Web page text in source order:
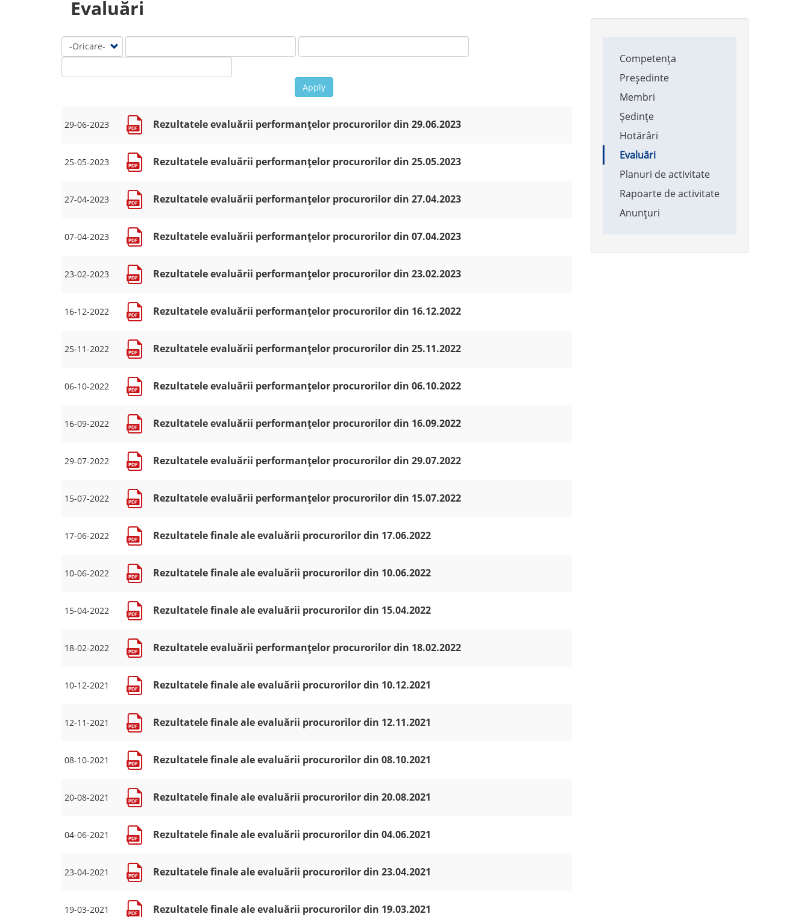
Evaluări
Apply
29-06-2023 Rezultatele evaluării performanțelor procurorilor din 29.06.2023
25-05-2023 Rezultatele evaluării performanțelor procurorilor din 25.05.2023
27-04-2023 Rezultatele evaluării performanțelor procurorilor din 27.04.2023
07-04-2023 Rezultatele evaluării performanțelor procurorilor din 07.04.2023
23-02-2023 Rezultatele evaluării performanțelor procurorilor din 23.02.2023
16-12-2022 Rezultatele evaluării performanțelor procurorilor din 16.12.2022
25-11-2022 Rezultatele evaluării performanțelor procurorilor din 25.11.2022
06-10-2022 Rezultatele evaluării performanțelor procurorilor din 06.10.2022
16-09-2022 Rezultatele evaluării performanțelor procurorilor din 16.09.2022
29-07-2022 Rezultatele evaluării performanțelor procurorilor din 29.07.2022
15-07-2022 Rezultatele evaluării performanțelor procurorilor din 15.07.2022
17-06-2022 Rezultatele finale ale evaluării procurorilor din 17.06.2022
10-06-2022 Rezultatele finale ale evaluării procurorilor din 10.06.2022
15-04-2022 Rezultatele finale ale evaluării procurorilor din 15.04.2022
18-02-2022 Rezultatele evaluării performanțelor procurorilor din 18.02.2022
10-12-2021 Rezultatele finale ale evaluării procurorilor din 10.12.2021
12-11-2021 Rezultatele finale ale evaluării procurorilor din 12.11.2021
08-10-2021 Rezultatele finale ale evaluării procurorilor din 08.10.2021
20-08-2021 Rezultatele finale ale evaluării procurorilor din 20.08.2021
04-06-2021 Rezultatele finale ale evaluării procurorilor din 04.06.2021
23-04-2021 Rezultatele finale ale evaluării procurorilor din 23.04.2021
19-03-2021 Rezultatele finale ale evaluării procurorilor din 19.03.2021
navigation
Competența
Președinte
Membri
Ședințe
Hotărâri
Evaluări
Planuri de activitate
Rapoarte de activitate
Anunțuri